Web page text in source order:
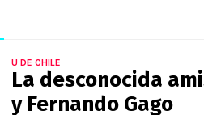
U DE CHILE
La desconocida
y Fernando Gago